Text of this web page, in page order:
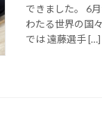
できました。 6
わたる世界の国
では 遠藤選手 […]